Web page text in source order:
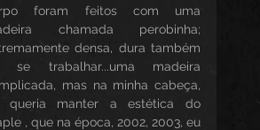
foram feitos com uma
chamada perobinha;
densa, dura também
se trabalhar...uma madeira
mas na minha cabeça,
queria manter a estética do
, que na época, 2002, 2003, eu